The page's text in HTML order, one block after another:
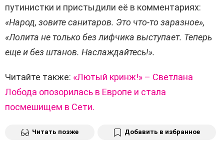
путинистки и пристыдили её в комментариях:
«Народ, зовите санитаров. Это что-то заразное»,
«Лолита не только без лифчика выступает. Теперь
еще и без штанов. Наслаждайтесь!».
Читайте также: «Лютый кринж!» – Светлана
Лобода опозорилась в Европе и стала
посмешищем в Сети.
Читать позже Добавить в избранное